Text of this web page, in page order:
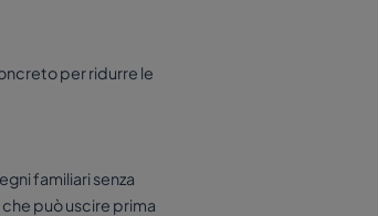
per ridurre le
familiari senza
può uscire prima